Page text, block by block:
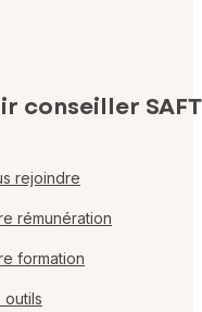
conseiller
rejoindre
rémunération
formation
outils